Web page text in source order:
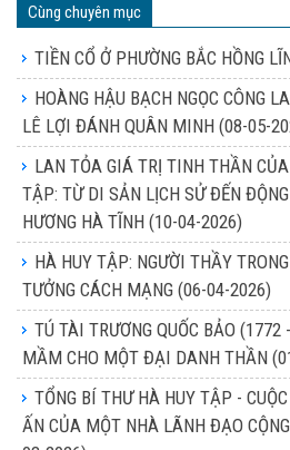
Cùng chuyên mục
TIỀN CỔ Ở PHƯỜNG BẮC HỒNG
HOÀNG HẬU BẠCH NGỌC CÔNG
LÊ LỢI ĐÁNH QUÂN MINH (08-05-
LAN TỎA GIÁ TRỊ TINH THẦN
TẬP: TỪ DI SẢN LỊCH SỬ ĐẾN
HƯƠNG HÀ TĨNH (10-04-2026)
HÀ HUY TẬP: NGƯỜI THẦY
TƯỞNG CÁCH MẠNG (06-04-2026)
TÚ TÀI TRƯƠNG QUỐC BẢO (1772
MẦM CHO MỘT ĐẠI DANH THẦN
TỔNG BÍ THƯ HÀ HUY TẬP -
ẤN CỦA MỘT NHÀ LÃNH ĐẠO